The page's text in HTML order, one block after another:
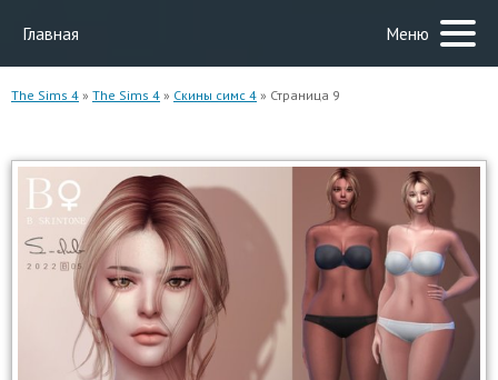
Главная Меню
The Sims 4 » The Sims 4 » Скины симс 4 » Страница 9